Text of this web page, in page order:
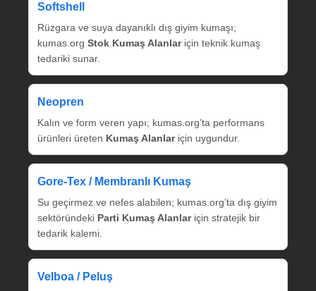
Softshell
Rüzgara ve suya dayanıklı dış giyim kumaşı;
kumas.org Stok Kumaş Alanlariçin teknik kumaş
tedariki sunar.
Neopren
Kalın ve form veren yapı; kumas.org’ta performans
ürünleri üreten Kumaş Alanlariçin uygundur.
Gore‑Tex / Membranlı Kumaş
Su geçirmez ve nefes alabilen; kumas.org’ta dış giyim
sektöründeki Parti Kumaş Alanlariçin stratejik bir
tedarik kalemi.
Velboa / Peluş